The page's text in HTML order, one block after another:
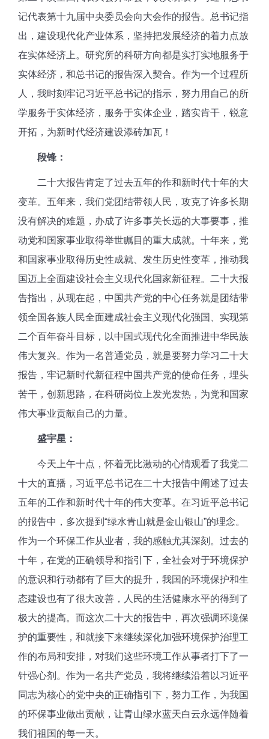
记代表第十九届中央委员会向大会作的报告。总书记指
出，建设现代化产业体系，坚持把发展经济的着力点放
在实体经济上。研究所的科研方向都是实打实地服务于
实体经济，和总书记的报告深入契合。作为一个过程所
人，我时刻牢记习近平总书记的指示，努力用自己的所
学服务于实体经济，服务于实体企业，踏实肯干，锐意
开拓，为新时代经济建设添砖加瓦！
段锋：
二十大报告肯定了过去五年的作和新时代十年的大
变革。五年来，我们党团结带领人民，攻克了许多长期
没有解决的难题，办成了许多事关长远的大事要事，推
动党和国家事业取得举世瞩目的重大成就。十年来，党
和国家事业取得历史性成就、发生历史性变革，推动我
国迈上全面建设社会主义现代化国家新征程。二十大报
告指出，从现在起，中国共产党的中心任务就是团结带
领全国各族人民全面建成社会主义现代化强国、实现第
二个百年奋斗目标，以中国式现代化全面推进中华民族
伟大复兴。作为一名普通党员，就是要努力学习二十大
报告，牢记新时代新征程中国共产党的使命任务，埋头
苦干，创新思路，在科研岗位上发光发热，为党和国家
伟大事业贡献自己的力量。
盛宇星：
今天上午十点，怀着无比激动的心情观看了我党二
十大的直播，习近平总书记在二十大报告中阐述了过去
五年的工作和新时代十年的伟大变革。在习近平总书记
的报告中，多次提到“绿水青山就是金山银山”的理念。
作为一个环保工作从业者，我的感触尤其深刻。过去的
十年，在党的正确领导和指引下，全社会对于环境保护
的意识和行动都有了巨大的提升，我国的环境保护和生
态建设也有了很大改善，人民的生活健康水平的得到了
极大的提高。而这次二十大的报告中，再次强调环境保
护的重要性，和就接下来继续深化加强环境保护治理工
作的布局和安排，对我们这些环境工作从事者打下了一
针强心剂。作为一名共产党员，我将继续沿着以习近平
同志为核心的党中央的正确指引下，努力工作，为我国
的环保事业做出贡献，让青山绿水蓝天白云永远伴随着
我们祖国的每一天。